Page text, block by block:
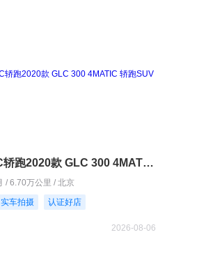
奔驰GLC轿跑2020款 GLC 300 4MATIC 轿跑SUV
/ 6.70万公里 / 北京
实车拍摄 认证好店
2026-08-06